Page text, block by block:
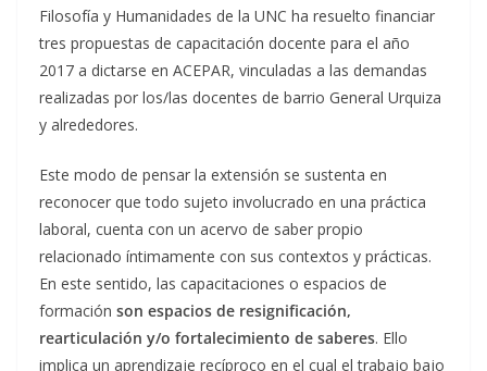
Filosofía y Humanidades de la UNC ha resuelto financiar
tres propuestas de capacitación docente para el año
2017 a dictarse en ACEPAR, vinculadas a las demandas
realizadas por los/las docentes de barrio General Urquiza
y alrededores.
Este modo de pensar la extensión se sustenta en
reconocer que todo sujeto involucrado en una práctica
laboral, cuenta con un acervo de saber propio
relacionado íntimamente con sus contextos y prácticas.
En este sentido, las capacitaciones o espacios de
formación son espacios de resignificación,
rearticulación y/o fortalecimiento de saberes. Ello
implica un aprendizaje recíproco en el cual el trabajo bajo